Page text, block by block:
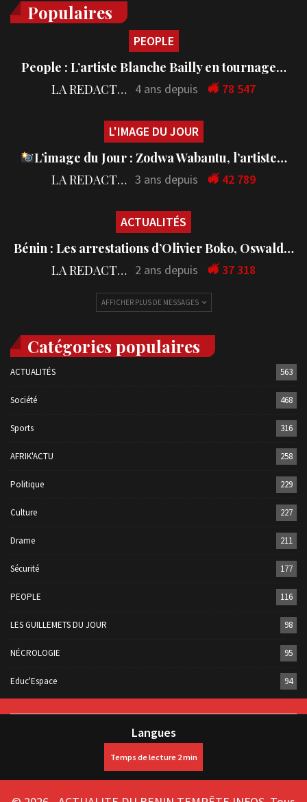
Populaires
PEOPLE
People : L’artiste Blanche Bailly en tournage…
LA REDACTION 4 ans depuis 78 547
L'IMAGE DU JOUR
L’image du Jour : Zodwa Wabantu, l’artiste…
LA REDACTION 3 ans depuis 42 789
ACTUALITÉS
Bénin : Les arrestations d’Olivier Boko, Oswald…
LA REDACTION 2 ans depuis 37 318
AFFICHER PLUS DE MESSAGES
Catégories populaires
ACTUALITÉS 563
Société 468
Sports 316
AFRIK'ACTU 258
Politique 229
Culture 227
Drame 211
Sécurité 177
PEOPLE 116
LES GUILLEMETS DU JOUR 98
NÉCROLOGIE 95
Educ'Espace 94
Langues